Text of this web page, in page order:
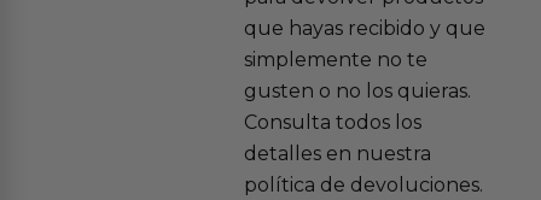
que hayas recibido y que
simplemente no te
gusten o no los quieras.
Consulta todos los
detalles en nuestra
política de devoluciones.